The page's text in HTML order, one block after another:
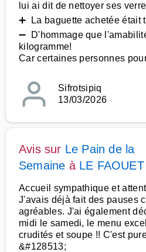
lui ai dit de nettoyer ses
➕ La baguette achetée était
➖ D'hommage que
kilogramme!
Car certaines personnes
Sifrotsipiq
13/03/2026
Avis sur Le Pain de la
Semaine à LE FAOUET
Accueil sympathique et
J'avais déjà fait des pauses
agréables. J'ai également
midi le samedi, le menu
crudités et soupe !! C'est
&#128513;